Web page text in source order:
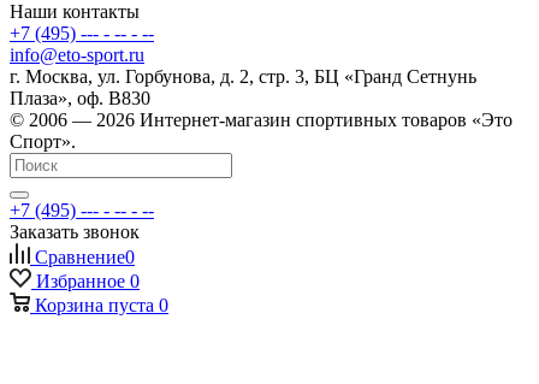
Наши контакты
+7 (495) --- - -- - --
info@eto-sport.ru
г. Москва, ул. Горбунова, д. 2, стр. 3, БЦ «Гранд Сетнунь
Плаза», оф. В830
© 2006 — 2026 Интернет-магазин спортивных товаров «Это
Спорт».
+7 (495) --- - -- - --
Заказать звонок
Сравнение0
Избранное 0
Корзина пуста 0